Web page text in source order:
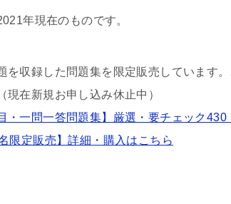
年現在のものです。
を収録した問題集を限定販売しています
現在新規お申し込み休止中）
・一問一答問題集】厳選・要チェック
限定販売】詳細・購入はこちら